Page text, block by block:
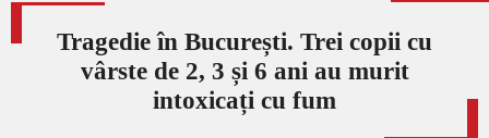
Tragedie în București. Trei copii cu
vârste de 2, 3 și 6 ani au murit
intoxicați cu fum